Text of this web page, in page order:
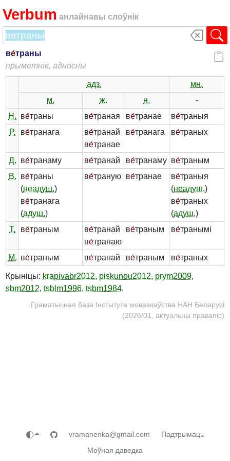
Verbum анлайнавы слоўнік
ве́траны
прыметнік, адносны
адз.
мн.
м.
ж. н.
-
Н. ве́траны ве́траная ве́транае ве́траныя
Р.
ве́транага ве́транай
ве́транае
ве́транага ве́траных
Д. ве́транаму ве́транай ве́транаму ве́траным
В. ве́траны
(неадуш.)
ве́транага
(адуш.)
ве́траную ве́транае ве́траныя
(неадуш.)
ве́траных
(адуш.)
Т.
ве́траным ве́транай
ве́транаю
ве́траным ве́транымі
М. ве́траным ве́транай ве́траным ве́траных
Крыніцы: krapivabr2012, piskunou2012, prym2009,
sbm2012, tsblm1996, tsbm1984.
Граматычная база Інстытута мовазнаўства НАН Беларусі
(2026/01, актуальны правапіс)
vramanenka@gmail.com
Падтрымаць
Моўная даведка